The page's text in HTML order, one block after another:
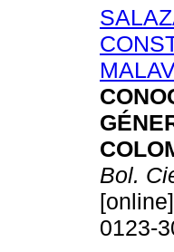
Bol.
0123-